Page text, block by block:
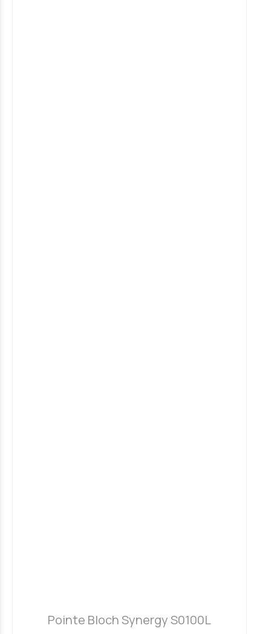
Pointe Bloch Synergy S0100L